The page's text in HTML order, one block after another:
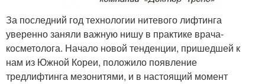
За последний год технологии нитевого лифтинга
уверенно заняли важную нишу в практике врача-
косметолога. Начало новой тенденции, пришедшей к
нам из Южной Кореи, положило появление
тредлифтинга мезонитями, и в настоящий момент